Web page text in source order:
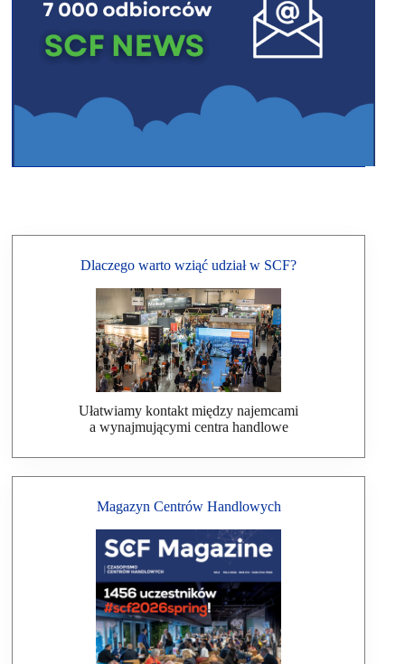
Dlaczego warto wziąć udział w SCF?
Ułatwiamy kontakt między najemcami
a wynajmującymi centra handlowe
Magazyn Centrów Handlowych